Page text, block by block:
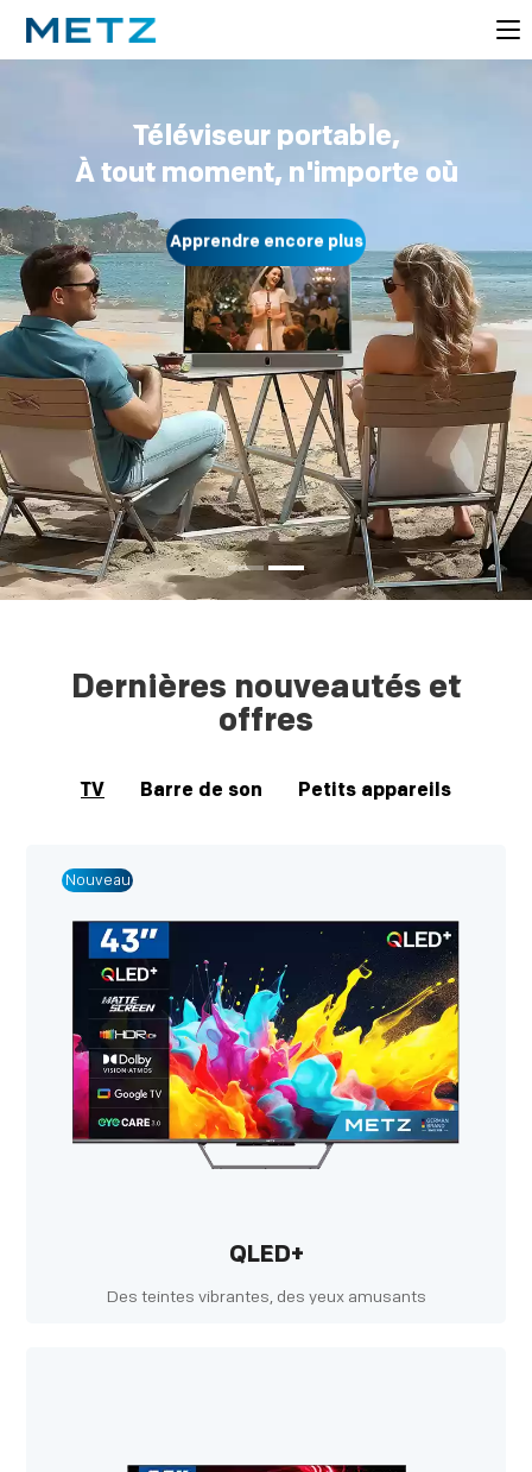
Téléviseur portable,
À tout moment, n'importe où
Apprendre encore plus
Dernières nouveautés et
offres
TV Barre de son Petits appareils
Nouveau
QLED+
Des teintes vibrantes, des yeux amusants